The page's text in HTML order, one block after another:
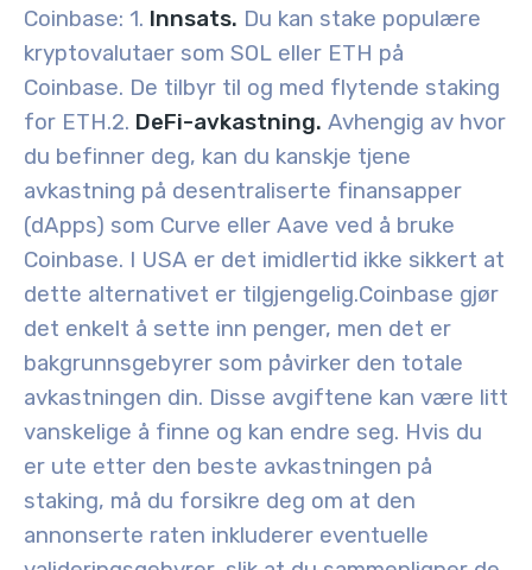
Coinbase: 1. Innsats. Du kan stake populære
kryptovalutaer som SOL eller ETH på
Coinbase. De tilbyr til og med flytende staking
for ETH.2. DeFi-avkastning. Avhengig av hvor
du befinner deg, kan du kanskje tjene
avkastning på desentraliserte finansapper
(dApps) som Curve eller Aave ved å bruke
Coinbase. I USA er det imidlertid ikke sikkert at
dette alternativet er tilgjengelig.Coinbase gjør
det enkelt å sette inn penger, men det er
bakgrunnsgebyrer som påvirker den totale
avkastningen din. Disse avgiftene kan være litt
vanskelige å finne og kan endre seg. Hvis du
er ute etter den beste avkastningen på
staking, må du forsikre deg om at den
annonserte raten inkluderer eventuelle